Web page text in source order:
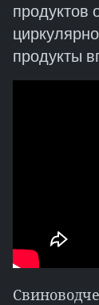
продуктов
продукты